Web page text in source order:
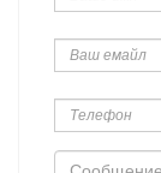
емайл
Сообщение